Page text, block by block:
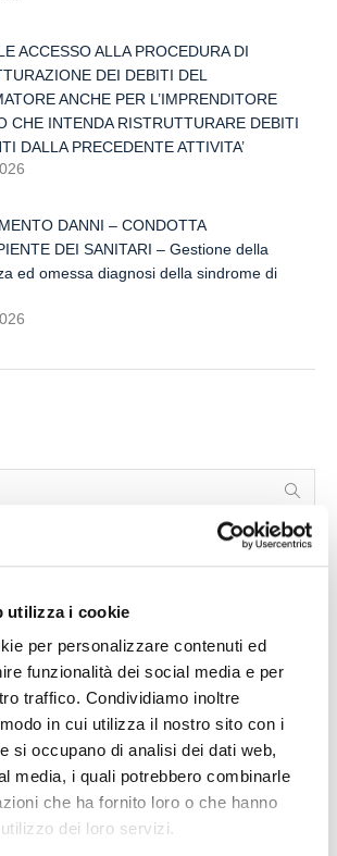
utilizza i cookie
per personalizzare contenuti ed
funzionalità dei social media e per
traffico. Condividiamo inoltre
in cui utilizza il nostro sito con i
si occupano di analisi dei dati web,
media, i quali potrebbero combinarle
che ha fornito loro o che hanno
dei loro servizi.
ACCESSO ALLA PROCEDURA DI
DEI DEBITI DEL
ANCHE PER L’IMPRENDITORE
CHE INTENDA RISTRUTTURARE DEBITI
DALLA PRECEDENTE ATTIVITA’
DANNI – CONDOTTA
DEI SANITARI – Gestione della
ed omessa diagnosi della sindrome di
REGOLE SULLA CHIUSURA DEI
E SULL’EVENTUALE RIFIUTO DI
NUOVI RAPPORTI BANCARI
ALLA PROCEDURA DI
DEI DEBITI DEL CONSUMATORE
CESSATO CHE INTENDA
DEBITI DERIVANTI DALLA